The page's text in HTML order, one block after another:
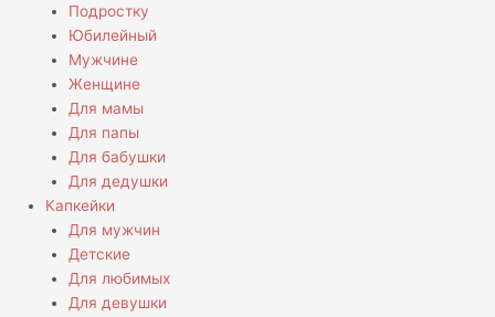
Подростку
Юбилейный
Мужчине
Женщине
Для мамы
Для папы
Для бабушки
Для дедушки
Капкейки
Для мужчин
Детские
Для любимых
Для девушки